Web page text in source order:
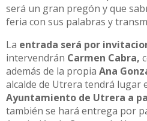
será un gran pregón y que
feria con sus palabras y
La entrada será por
intervendrán Carmen Cabra,
además de la propia Ana
alcalde de Utrera tendrá lugar
Ayuntamiento de Utrera a
también se hará entrega por